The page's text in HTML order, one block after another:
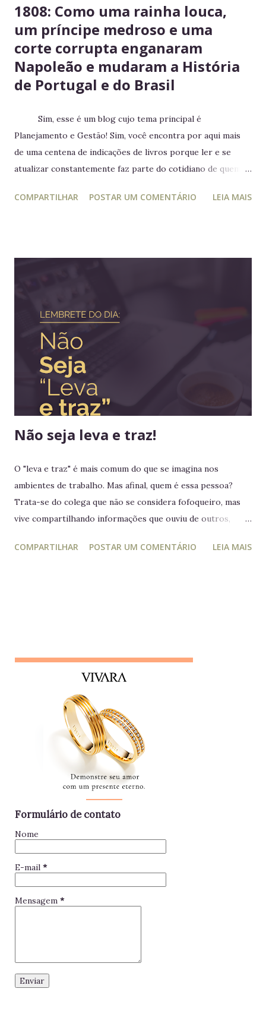
1808: Como uma rainha louca,
um príncipe medroso e uma
corte corrupta enganaram
Napoleão e mudaram a História
de Portugal e do Brasil
Sim, esse é um blog cujo tema principal é
Planejamento e Gestão! Sim, você encontra por aqui mais
de uma centena de indicações de livros porque ler e se
atualizar constantemente faz parte do cotidiano de quem
planejamento e gestão a leitura e atualização frequente é
territórios alheios, mas nenhum deles tinha ido tão longe a
ponto de cruzar um oceano para viver e reinar do outro
lado do mundo. Embora os europeus dominassem colônias
imensas em diversos continentes, até aquele momento
nenhum rei havia colocado os pés em seus territórios
ultramarinos para uma simples...
COMPARTILHAR POSTAR UM COMENTÁRIO LEIA MAIS
Não seja leva e traz!
O "leva e traz" é mais comum do que se imagina nos
ambientes de trabalho. Mas afinal, quem é essa pessoa?
Trata-se do colega que não se considera fofoqueiro, mas
vive compartilhando informações que ouviu de outros,
prática, ele manipula e desagrega, usando informações
pessoa, gerando conflitos. Lembrete do dia Desconfie da
pessoa que se interessa demais pela vida alheia no trabalho
e está sempre metida em confusões. Colegas assim
raramente contribuem para a equipe - mantenha distância e
foque no seu trabalho. Impac...
COMPARTILHAR POSTAR UM COMENTÁRIO LEIA MAIS
Formulário de contato
Nome
E-mail *
Mensagem *